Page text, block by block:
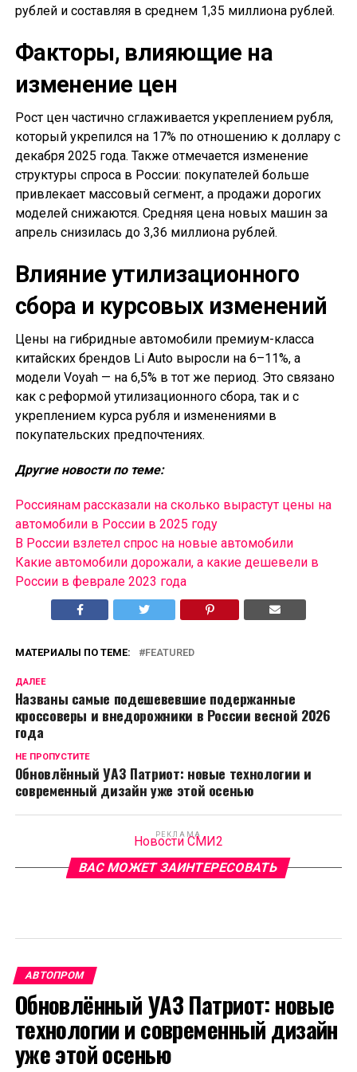
рублей и составляя в среднем 1,35 миллиона рублей.
Факторы, влияющие на
изменение цен
Рост цен частично сглаживается укреплением рубля,
который укрепился на 17% по отношению к доллару с
декабря 2025 года. Также отмечается изменение
структуры спроса в России: покупателей больше
привлекает массовый сегмент, а продажи дорогих
моделей снижаются. Средняя цена новых машин за
апрель снизилась до 3,36 миллиона рублей.
Влияние утилизационного
сбора и курсовых изменений
Цены на гибридные автомобили премиум-класса
китайских брендов Li Auto выросли на 6–11%, а
модели Voyah — на 6,5% в тот же период. Это связано
как с реформой утилизационного сбора, так и с
укреплением курса рубля и изменениями в
покупательских предпочтениях.
Другие новости по теме:
Россиянам рассказали на сколько вырастут цены на
автомобили в России в 2025 году
В России взлетел спрос на новые автомобили
Какие автомобили дорожали, а какие дешевели в
России в феврале 2023 года
МАТЕРИАЛЫ ПО ТЕМЕ: FEATURED
ДАЛЕЕ
Названы самые подешевевшие подержанные
кроссоверы и внедорожники в России весной 2026
года
НЕ ПРОПУСТИТЕ
Обновлённый УАЗ Патриот: новые технологии и
современный дизайн уже этой осенью
РЕКЛАМА
Новости СМИ2
ВАС МОЖЕТ ЗАИНТЕРЕСОВАТЬ
АВТОПРОМ
Обновлённый УАЗ Патриот: новые
технологии и современный дизайн
уже этой осенью